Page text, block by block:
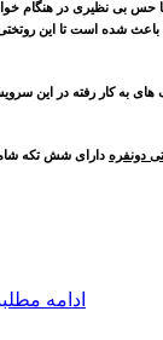
حس بی نظیری در هنگام
باعث شده است تا این
های به کار رفته در این
دونفره دارای شش تکه
ادامه مطلب